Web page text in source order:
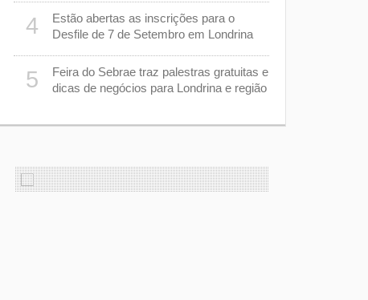
4
Estão abertas as inscrições para o
Desfile de 7 de Setembro em Londrina
5
Feira do Sebrae traz palestras gratuitas e
dicas de negócios para Londrina e região